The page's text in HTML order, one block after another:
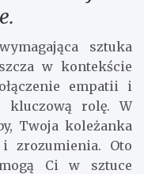
sztuka
w kontekście
empatii i
kluczową rolę. W
Twoja koleżanka
zrozumienia. Oto
Ci w sztuce